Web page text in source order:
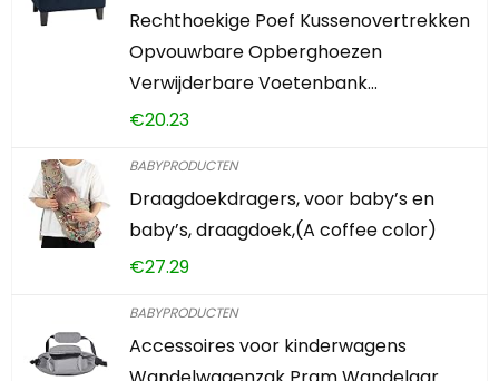
Rechthoekige Poef Kussenovertrekken
Opvouwbare Opberghoezen
Verwijderbare Voetenbank…
€20.23
BABYPRODUCTEN
Draagdoekdragers, voor baby’s en
baby’s, draagdoek,(A coffee color)
€27.29
BABYPRODUCTEN
Accessoires voor kinderwagens